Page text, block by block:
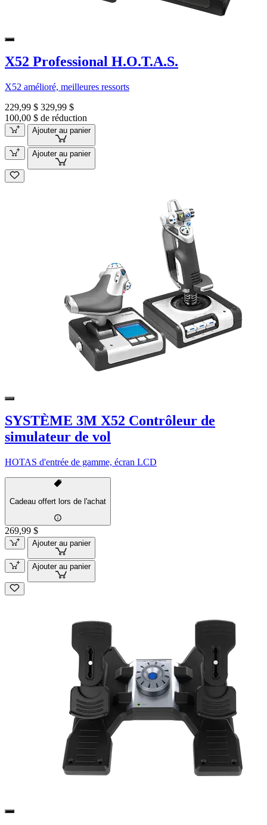
X52 Professional H.O.T.A.S.
X52 amélioré, meilleures ressorts
229,99 $ 329,99 $
100,00 $ de réduction
Ajouter au panier
Ajouter au panier
SYSTÈME 3M X52 Contrôleur de
simulateur de vol
HOTAS d'entrée de gamme, écran LCD
Cadeau offert lors de l'achat
269,99 $
Ajouter au panier
Ajouter au panier